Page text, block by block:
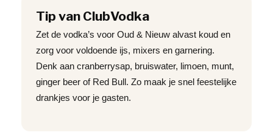
Tip van ClubVodka
Zet de vodka’s voor Oud & Nieuw alvast koud en
zorg voor voldoende ijs, mixers en garnering.
Denk aan cranberrysap, bruiswater, limoen, munt,
ginger beer of Red Bull. Zo maak je snel feestelijke
drankjes voor je gasten.